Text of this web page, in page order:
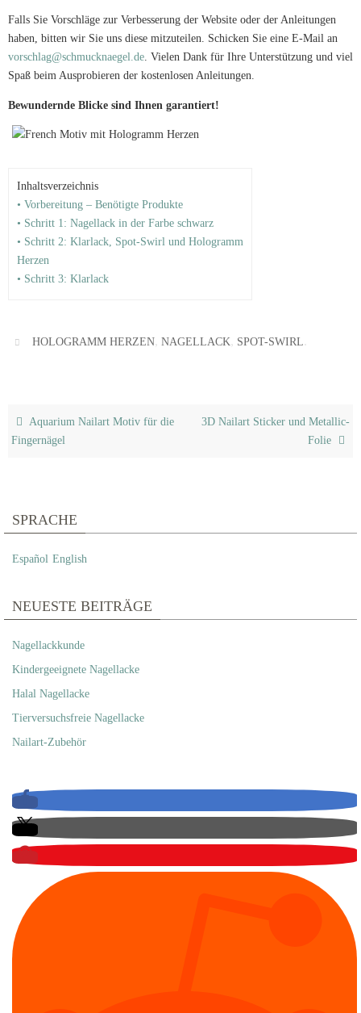
Falls Sie Vorschläge zur Verbesserung der Website oder der Anleitungen
haben, bitten wir Sie uns diese mitzuteilen. Schicken Sie eine E-Mail an
vorschlag@schmucknaegel.de. Vielen Dank für Ihre Unterstützung und viel
Spaß beim Ausprobieren der kostenlosen Anleitungen.
Bewundernde Blicke sind Ihnen garantiert!
Inhaltsverzeichnis
• Vorbereitung – Benötigte Produkte
• Schritt 1: Nagellack in der Farbe schwarz
• Schritt 2: Klarlack, Spot-Swirl und Hologramm
Herzen
• Schritt 3: Klarlack
HOLOGRAMM HERZEN,NAGELLACK, SPOT-SWIRL
Aquarium Nailart Motiv für die
Fingernägel
3D Nailart Sticker und Metallic-
Folie
SPRACHE
Español English
NEUESTE BEITRÄGE
Nagellackkunde
Kindergeeignete Nagellacke
Halal Nagellacke
Tierversuchsfreie Nagellacke
Nailart-Zubehör